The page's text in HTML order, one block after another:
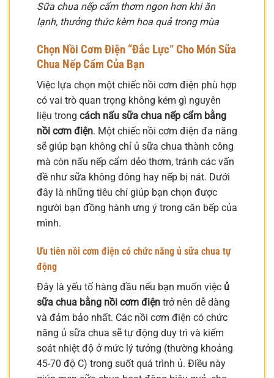
Sữa chua nếp cẩm thơm ngon hơn khi ăn
lạnh, thưởng thức kèm hoa quả trong mùa
Chọn Nồi Cơm Điện “Đắc Lực” Cho Món Sữa
Chua Nếp Cẩm Của Bạn
Việc lựa chọn một chiếc nồi cơm điện phù hợp
có vai trò quan trọng không kém gì nguyên
liệu trong cách nấu sữa chua nếp cẩm bằng
nồi cơm điện. Một chiếc nồi cơm điện đa năng
sẽ giúp bạn không chỉ ủ sữa chua thành công
mà còn nấu nếp cẩm dẻo thơm, tránh các vấn
đề như sữa không đông hay nếp bị nát. Dưới
đây là những tiêu chí giúp bạn chọn được
người bạn đồng hành ưng ý trong căn bếp của
mình.
Ưu tiên nồi cơm điện có chức năng ủ sữa chua tự
động
Đây là yếu tố hàng đầu nếu bạn muốn việc ủ
sữa chua bằng nồi cơm điện trở nên dễ dàng
và đảm bảo nhất. Các nồi cơm điện có chức
năng ủ sữa chua sẽ tự động duy trì và kiểm
soát nhiệt độ ở mức lý tưởng (thường khoảng
45-70 độ C) trong suốt quá trình ủ. Điều này